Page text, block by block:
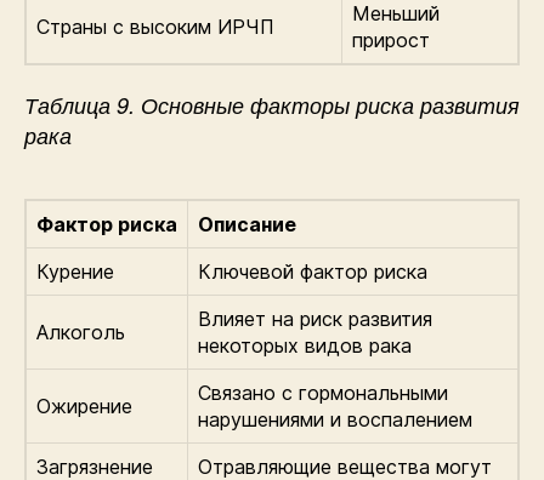
Страны с высоким ИРЧП
Меньший
прирост
Таблица 9. Основные факторы риска развития
рака
Фактор риска
Описание
Курение
Ключевой фактор риска
Алкоголь
Влияет на риск развития
некоторых видов рака
Ожирение
Связано с гормональными
нарушениями и воспалением
Загрязнение
Отравляющие вещества могут